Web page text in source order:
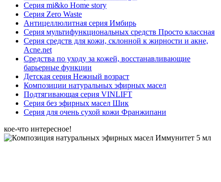
Серия mi&ko Home story
Серия Zero Waste
Антицеллюлитная серия Имбирь
Серия мультифункциональных средств Просто классная
Серия средств для кожи, склонной к жирности и акне,
Acne.net
Средства по уходу за кожей, восстанавливающие
барьерные функции
Детская серия Нежный возраст
Композиции натуральных эфирных масел
Подтягивающая серия VINLIFT
Серия без эфирных масел Шик
Серия для очень сухой кожи Франжипани
кое-что интересное!